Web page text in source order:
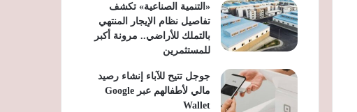
«التنمية الصناعية» تكشف
تفاصيل نظام الإيجار المنتهي
بالتملك للأراضي.. مرونة أكبر
للمستثمرين
جوجل تتيح للآباء إنشاء رصيد
مالي لأطفالهم عبر Google
Wallet